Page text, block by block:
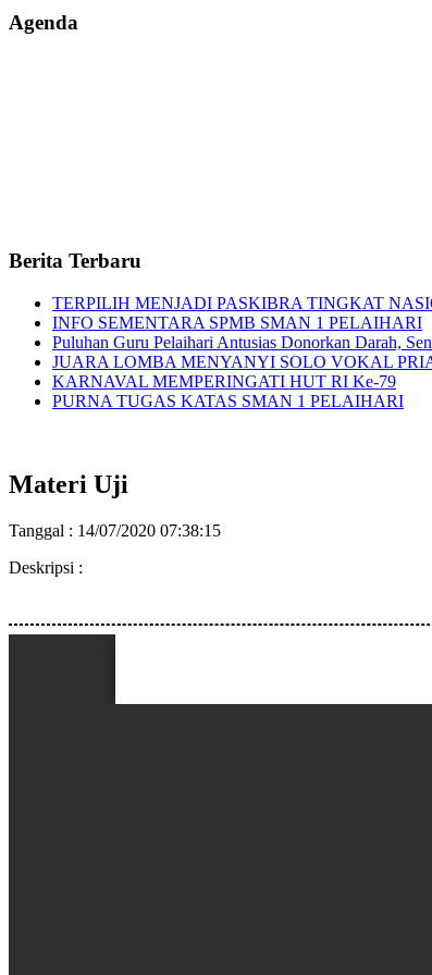
Agenda
Berita Terbaru
TERPILIH MENJADI PASKIBRA TINGKAT
INFO SEMENTARA SPMB SMAN 1 PELAIHARI
Puluhan Guru Pelaihari Antusias Donorkan Darah,
JUARA LOMBA MENYANYI SOLO VOKAL
KARNAVAL MEMPERINGATI HUT RI Ke-79
PURNA TUGAS KATAS SMAN 1 PELAIHARI
Materi Uji
Tanggal : 14/07/2020 07:38:15
Deskripsi :